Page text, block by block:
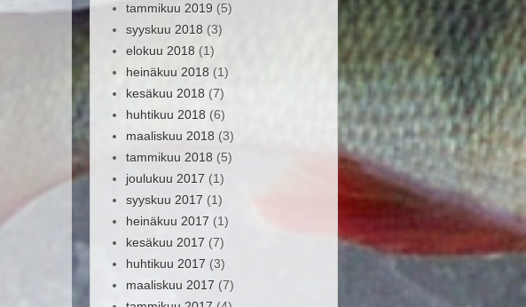
tammikuu 2019 (5)
syyskuu 2018 (3)
elokuu 2018 (1)
heinäkuu 2018 (1)
kesäkuu 2018 (7)
huhtikuu 2018 (6)
maaliskuu 2018 (3)
tammikuu 2018 (5)
joulukuu 2017 (1)
syyskuu 2017 (1)
heinäkuu 2017 (1)
kesäkuu 2017 (7)
huhtikuu 2017 (3)
maaliskuu 2017 (7)